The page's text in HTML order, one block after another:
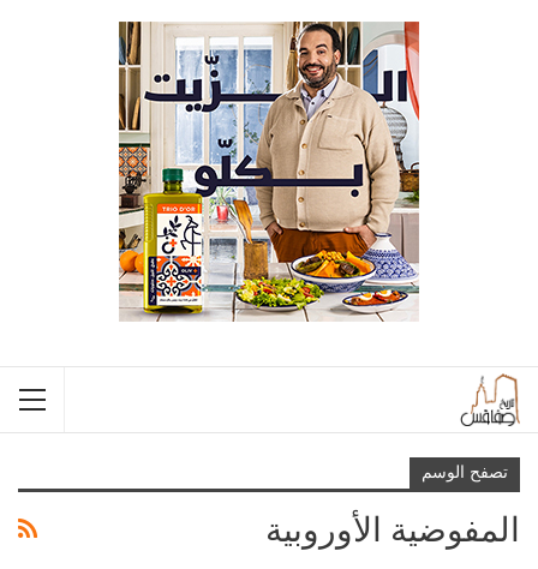
تصفح الوسم
المفوضية الأوروبية